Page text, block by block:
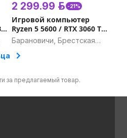
2 299.99 р. -21%
Игровой компьютер
Ryzen 5 5600 / RTX 3060 Ti /
16GB, 32GB / Гарантия на
игровой ПК
Барановичи, Брестская
за предлагаемый товар.